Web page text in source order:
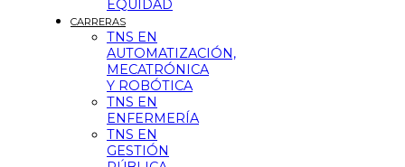
EQUIDAD
CARRERAS
TNS EN
AUTOMATIZACIÓN,
MECATRÓNICA
Y ROBÓTICA
TNS EN
ENFERMERÍA
TNS EN
GESTIÓN